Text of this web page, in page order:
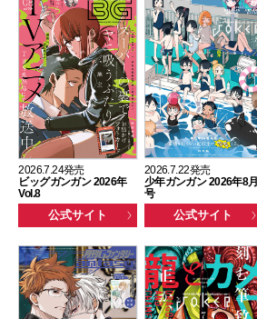
2026.7.24発売
ビッグガンガン 2026年
Vol.8
公式サイト
2026.7.22発売
少年ガンガン 2026年8月
号
公式サイト